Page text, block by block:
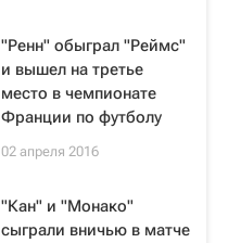
"Ренн" обыграл "Реймс"
и вышел на третье
место в чемпионате
Франции по футболу
02 апреля 2016
"Кан" и "Монако"
сыграли вничью в матче